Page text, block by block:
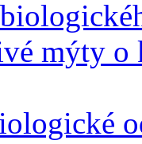
mýty o